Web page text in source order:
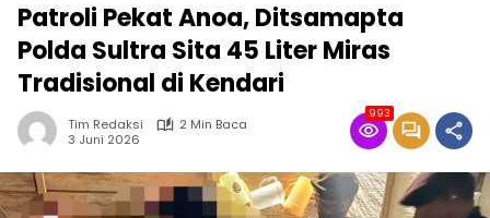
Patroli Pekat Anoa, Ditsamapta
Polda Sultra Sita 45 Liter Miras
Tradisional di Kendari
Tim Redaksi
2 Min Baca
3 Juni 2026
993